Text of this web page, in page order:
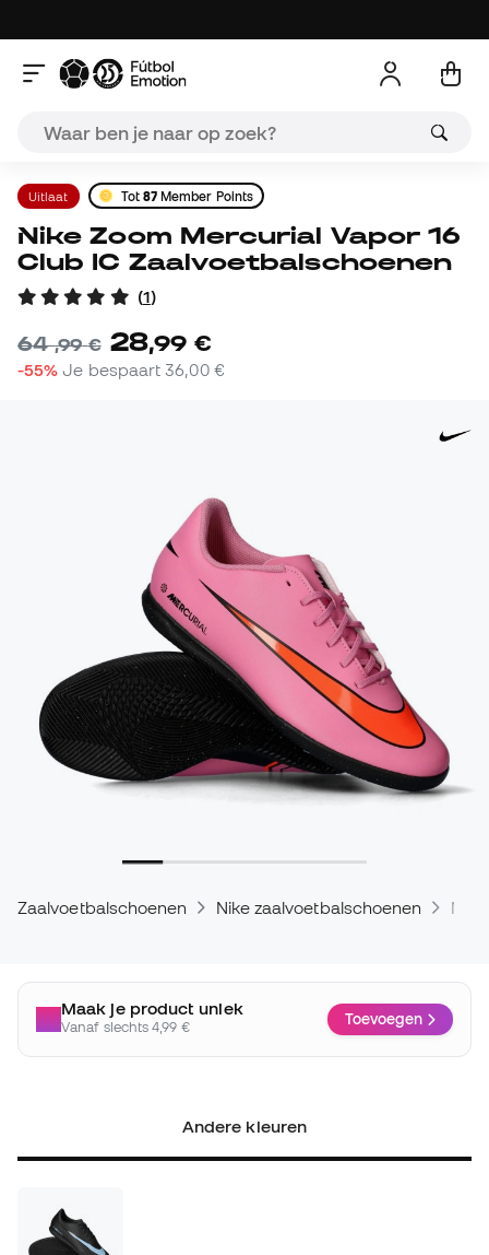
Uitlaat Tot 87 Member Points
Nike Zoom Mercurial Vapor 16
Club IC Zaalvoetbalschoenen
(1)
64,99 € 28,99 €
-55% Je bespaart36,00 €
Zaalvoetbalschoenen Nike zaalvoetbalschoenen
Maak je product uniek
Vanaf slechts 4,99 € Toevoegen
Andere kleuren